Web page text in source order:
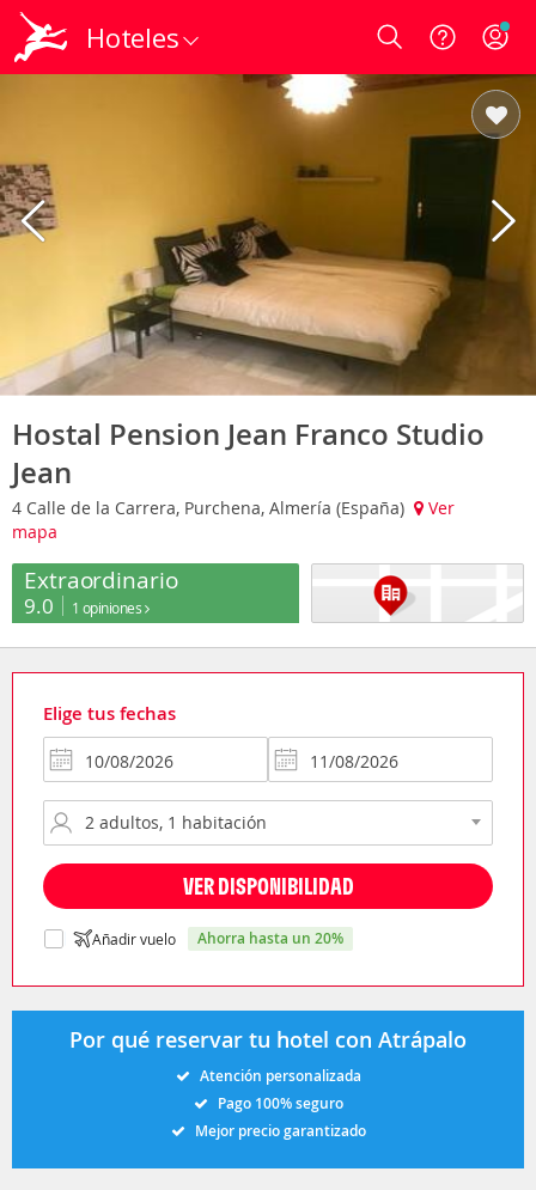
Hoteles Login
Hostal Pension Jean Franco Studio
Jean
4 Calle de la Carrera, Purchena, Almería (España)
Ver
mapa
Extraordinario
9.0 1 opiniones
Elige tus fechas
VER DISPONIBILIDAD
Añadir vuelo ahorra hasta un 20%
Por qué reservar tu hotel con Atrápalo
Atención personalizada
Pago 100% seguro
Mejor precio garantizado